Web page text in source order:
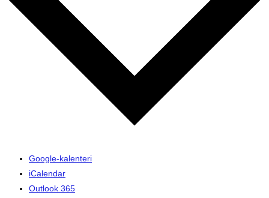
Google-kalenteri
iCalendar
Outlook 365